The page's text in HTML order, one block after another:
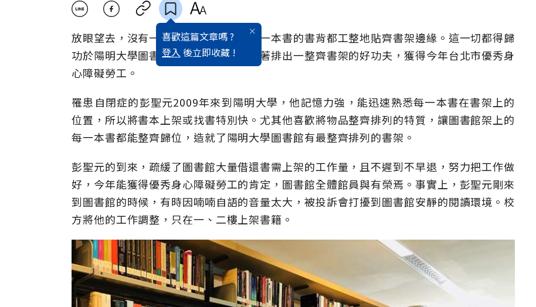
喜歡這篇文章嗎 ?
登入 後立即收藏 !
放眼望去，沒有一本書突出於書架，每一本書的書背都工整地貼齊書架邊緣。這一切都得歸
功於陽明大學圖書館館員彭聖元，他靠著排出一整齊書架的好功夫，獲得今年台北市優秀身
心障礙勞工。
罹患自閉症的彭聖元2009年來到陽明大學，他記憶力強，能迅速熟悉每一本書在書架上的
位置，所以將書本上架或找書特別快。尤其他喜歡將物品整齊排列的特質，讓圖書館架上的
每一本書都能整齊歸位，造就了陽明大學圖書館有最整齊排列的書架。
彭聖元的到來，疏緩了圖書館大量借還書需上架的工作量，且不遲到不早退，努力把工作做
好，今年能獲得優秀身心障礙勞工的肯定，圖書館全體館員與有榮焉。事實上，彭聖元剛來
到圖書館的時候，有時因喃喃自語的音量太大，被投訴會打擾到圖書館安靜的閱讀環境。校
方將他的工作調整，只在一、二樓上架書籍。